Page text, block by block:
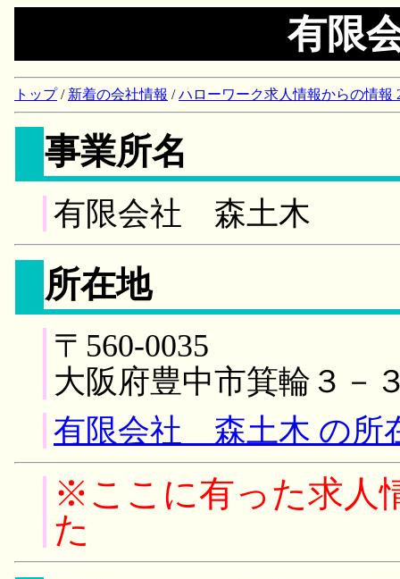
有限
トップ/ 新着の会社情報 /ハローワーク求人情報からの情報
事業所名
有限会社 森土木
所在地
〒560-0035
大阪府豊中市箕輪３－
有限会社 森土木 の所
※ここに有った求人
た